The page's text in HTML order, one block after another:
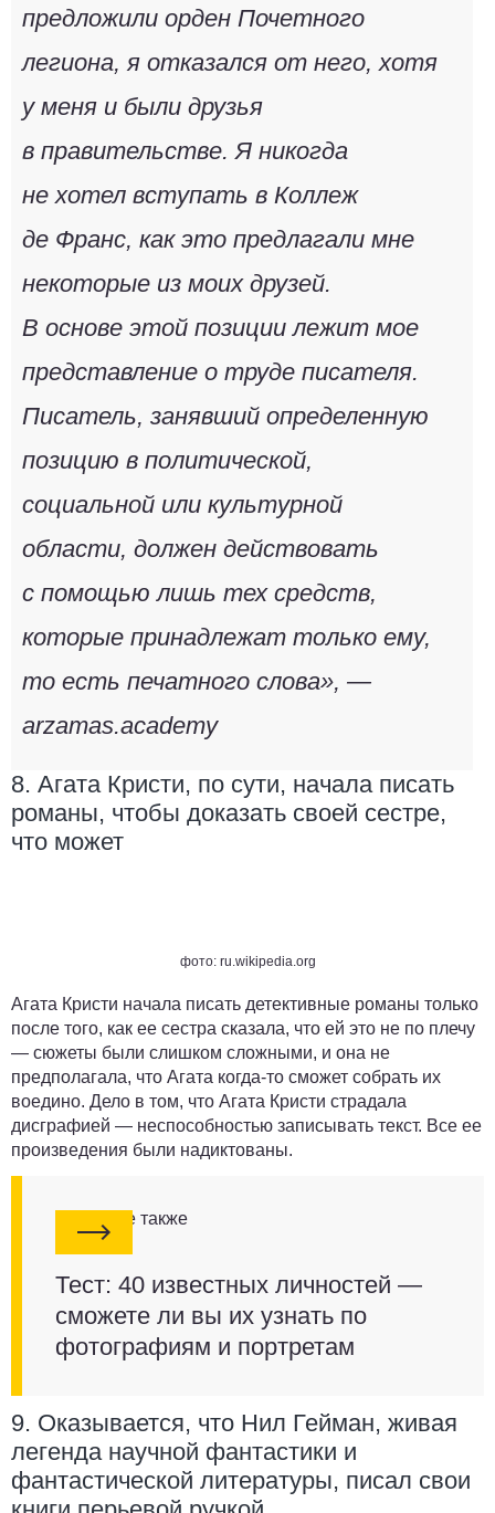
предложили орден Почетного
легиона, я отказался от него, хотя
у меня и были друзья
в правительстве. Я никогда
не хотел вступать в Коллеж
де Франс, как это предлагали мне
некоторые из моих друзей.
В основе этой позиции лежит мое
представление о труде писателя.
Писатель, занявший определенную
позицию в политической,
социальной или культурной
области, должен действовать
с помощью лишь тех средств,
которые принадлежат только ему,
то есть печатного слова», —
arzamas.academy
8. Агата Кристи, по сути, начала писать
романы, чтобы доказать своей сестре,
что может
фото: ru.wikipedia.org
Агата Кристи начала писать детективные романы только
после того, как ее сестра сказала, что ей это не по плечу
— сюжеты были слишком сложными, и она не
предполагала, что Агата когда-то сможет собрать их
воедино. Дело в том, что Агата Кристи страдала
дисграфией — неспособностью записывать текст. Все ее
произведения были надиктованы.
Смотрите также
Тест: 40 известных личностей —
сможете ли вы их узнать по
фотографиям и портретам
9. Оказывается, что Нил Гейман, живая
легенда научной фантастики и
фантастической литературы, писал свои